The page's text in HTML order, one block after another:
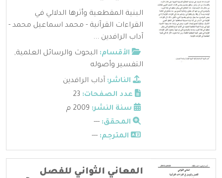
البنية المقطعية وأثرها الدلالي في
القراءات القرآنية - محمد اسماعيل محمد -
آداب الرافدين ...
الأقسام: البحوث والرسائل العلمية,
التفسير وأصوله
الناشر: آداب الرافدين
عدد الصفحات:
سنة النشر:
المحقق: ---
المترجم: ---
المعاني الثواني للفصل